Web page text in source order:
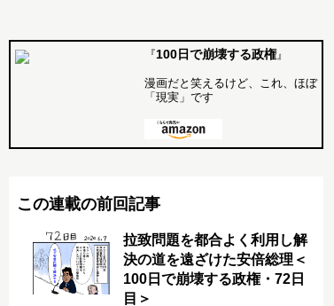
『100日で崩壊する政権』
漫画だと笑えるけど、これ、ほぼ
「現実」です
この連載の前回記事
拉致問題を都合よく利用し解
決の道を遠ざけた安倍総理＜
100日で崩壊する政権・72日
目＞